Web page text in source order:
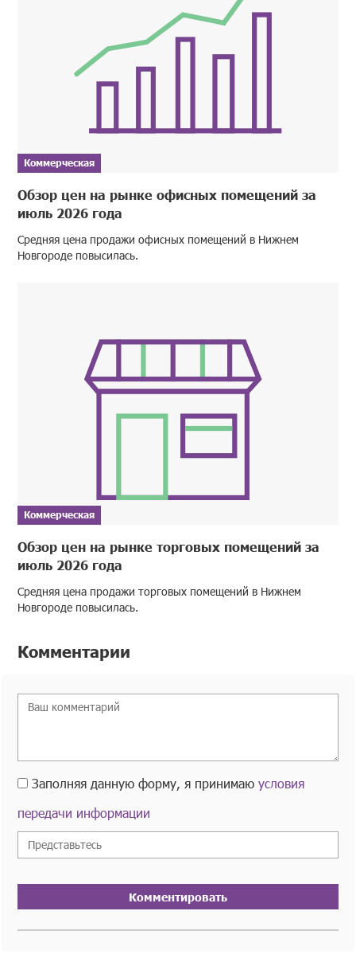
Коммерческая
Обзор цен на рынке офисных помещений за
июль 2026 года
Средняя цена продажи офисных помещений в Нижнем
Новгороде повысилась.
Коммерческая
Обзор цен на рынке торговых помещений за
июль 2026 года
Средняя цена продажи торговых помещений в Нижнем
Новгороде повысилась.
Комментарии
Заполняя данную форму, я принимаюусловия
передачи информации
Комментировать